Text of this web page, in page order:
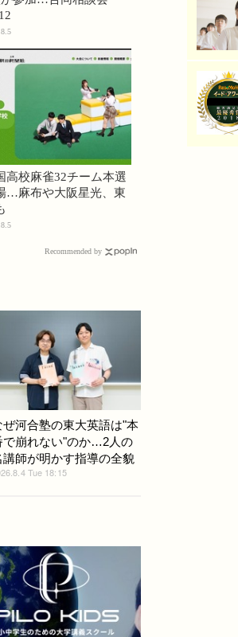
高校麻雀32チーム本選
…麻布や大阪星光、東
Recommended by
ぜ河合塾の東大英語は"本
で崩れない"のか…2人の
講師が明かす指導の全貌
Tue 18:15